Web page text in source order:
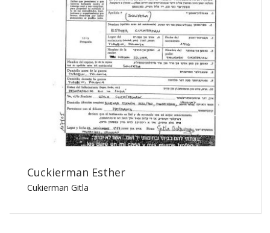
Cuckierman Esther
Cukierman Gitla